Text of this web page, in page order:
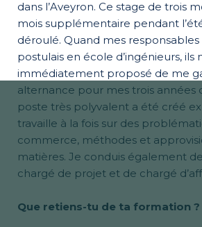
dans l’Aveyron. Ce stage de trois
mois supplémentaire pendant
déroulé. Quand mes
postulais en école d’ingénieurs, ils
immédiatement proposé de me
alternance pour mes trois années
poste très polyvalent a été créé
travaille à la fois sur des
commerce, méthodes et
matières. Je conduis également
chargé de projet et de chargé
Que retiens-tu de ta formation ?